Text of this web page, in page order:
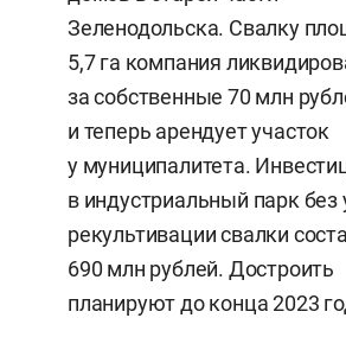
Октябрьского и Осиновского
поселений. Общая площадь — 9,8
из которых под застройку
включая уже строящиеся
«Салават Купере» и
сельские поселения
уже перевели из категории
под строительство жилья и
часть на очереди. Официально
границы Зеленодольска и
Зеленодольска. Свалку
5,7 га компания
за собственные 70 млн
и теперь арендует участок
у муниципалитета.
в индустриальный парк без
рекультивации свалки
690 млн рублей. Достроить
планируют до конца 2023